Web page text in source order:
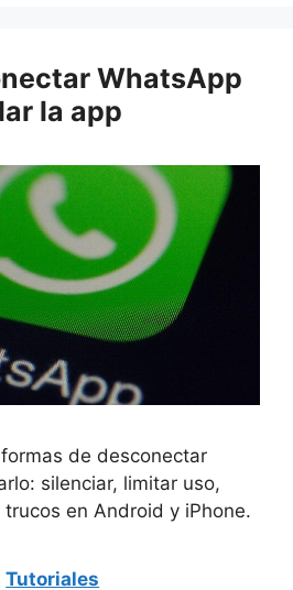
WhatsApp
la app
de desconectar
silenciar, limitar uso,
en Android y iPhone.
Tutoriales